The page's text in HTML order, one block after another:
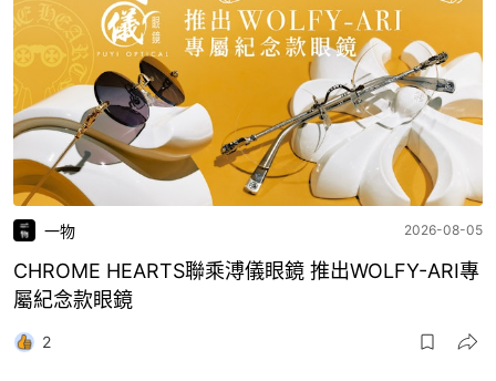
一物 2026-08-05
CHROME HEARTS聯乘溥儀眼鏡 推出WOLFY-ARI專
屬紀念款眼鏡
2